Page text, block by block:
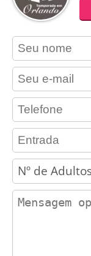
contact_name
contact_email
contact_phone
adults
contact_message